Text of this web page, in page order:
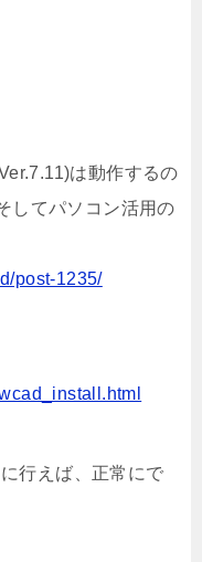
は動作するの
してパソコン活用の
post-1235/
行えば、正常にで